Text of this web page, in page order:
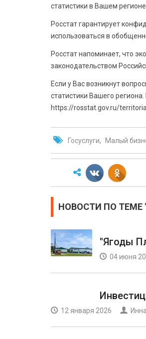
статистики в Вашем
Росстат гарантирует
использоваться в
Росстат напоминает, что
законодательством
Если у Вас возникнут
статистики Вашего
https://rosstat.gov.ru/territorial.
Госуслуги Малый
НОВОСТИ ПО
"Ягоды
04 июня
12 января 2026